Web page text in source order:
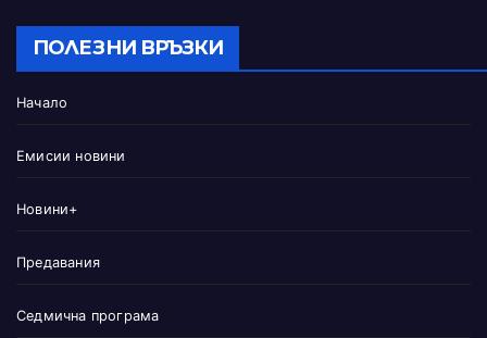
ПОЛЕЗНИ ВРЪЗКИ
Начало
Емисии новини
Новини+
Предавания
Седмична програма